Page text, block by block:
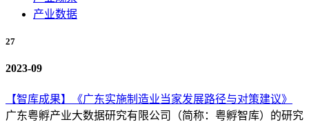
产业数据
27
2023-09
【智库成果】《广东实施制造业当家发展路径与对策建议》
广东粤孵产业大数据研究有限公司（简称：粤孵智库）的研究